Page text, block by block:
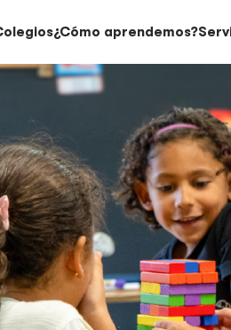
¿Cómo aprendemos?